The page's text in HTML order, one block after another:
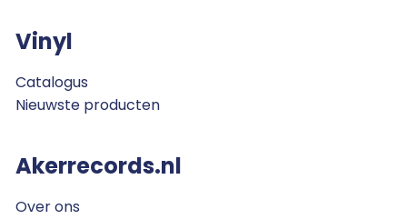
Vinyl
Catalogus
Nieuwste producten
Akerrecords.nl
Over ons